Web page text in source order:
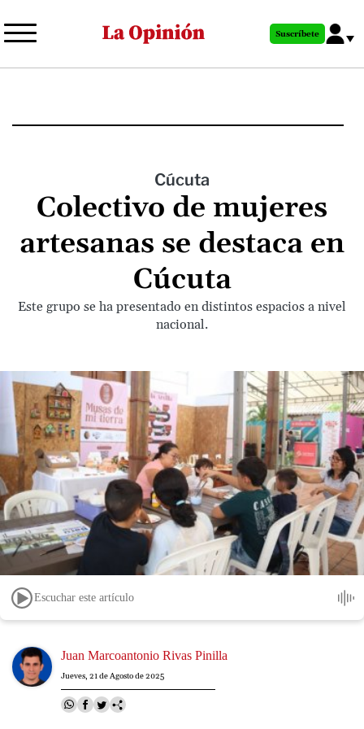
al
principal
Suscríbete
Cúcuta
Colectivo de mujeres
artesanas se destaca en
Cúcuta
Este grupo se ha presentado en distintos espacios a nivel
nacional.
Escuchar este artículo
Image Juan Marcoantonio Rivas Pinilla
Jueves, 21 de Agosto de 2025